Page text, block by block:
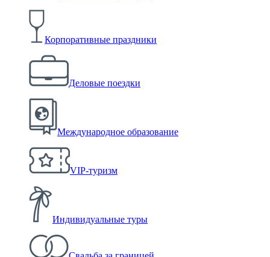
Корпоративные праздники
Деловые поездки
Международное образование
VIP-туризм
Индивидуальные туры